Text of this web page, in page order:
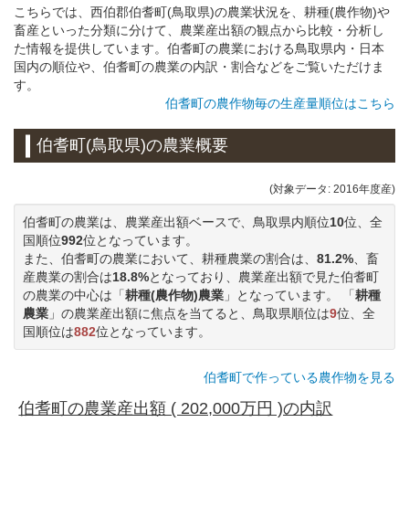
こちらでは、西伯郡伯耆町(鳥取県)の農業状況を、耕種(農作物)や
畜産といった分類に分けて、農業産出額の観点から比較・分析し
た情報を提供しています。伯耆町の農業における鳥取県内・日本
国内の順位や、伯耆町の農業の内訳・割合などをご覧いただけま
す。
伯耆町の農作物毎の生産量順位はこちら
伯耆町(鳥取県)の農業概要
(対象データ: 2016年度産)
伯耆町の農業は、農業産出額ベースで、鳥取県内順位10位、全
国順位992位となっています。
また、伯耆町の農業において、耕種農業の割合は、 81.2% 、畜
産農業の割合は18.8%となっており、農業産出額で見た伯耆町
の農業の中心は「耕種(農作物)農業 」となっています。 「耕種
農業 」の農業産出額に焦点を当てると、鳥取県順位は9位、全
国順位は882位となっています。
伯耆町で作っている農作物を見る
伯耆町の農業産出額 ( 202,000万円 )の内訳